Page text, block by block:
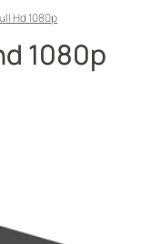
Hd 1080p
1080p